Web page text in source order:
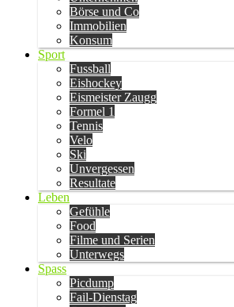
Börse und Co
Immobilien
Konsum
Sport
Fussball
Eishockey
Eismeister Zaugg
Formel 1
Tennis
Velo
Ski
Unvergessen
Resultate
Leben
Gefühle
Food
Filme und Serien
Unterwegs
Spass
Picdump
Fail-Dienstag